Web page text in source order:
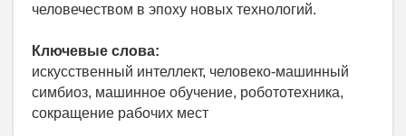
человечеством в эпоху новых технологий.
Ключевые слова:
искусственный интеллект, человеко-машинный
симбиоз, машинное обучение, робототехника,
сокращение рабочих мест